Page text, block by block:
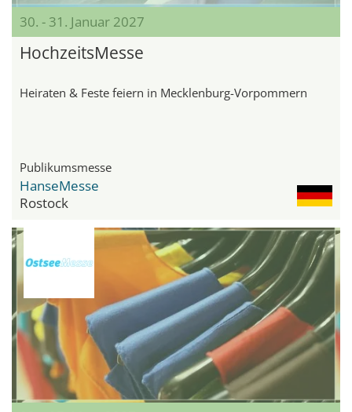
30. - 31. Januar 2027
HochzeitsMesse
Heiraten & Feste feiern in Mecklenburg-Vorpommern
Publikumsmesse
HanseMesse
Rostock